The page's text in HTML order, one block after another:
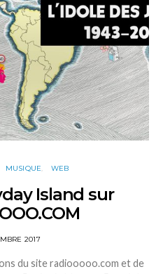
MUSIQUE WEB
Island sur
2017
du site radiooooo.com et de